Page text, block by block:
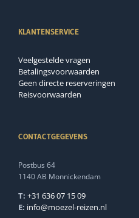
KLANTENSERVICE
Veelgestelde vragen
Betalingsvoorwaarden
Geen directe reserveringen
Reisvoorwaarden
CONTACTGEGEVENS
Postbus 64
1140 AB Monnickendam
T: +31 636 07 15 09
E: info@moezel-reizen.nl